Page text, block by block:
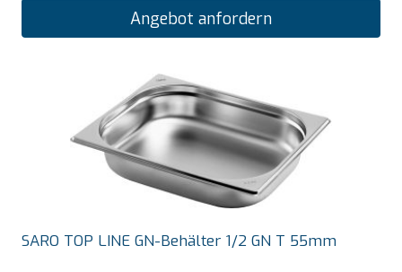
Angebot anfordern
SARO TOP LINE GN-Behälter 1/2 GN T 55mm